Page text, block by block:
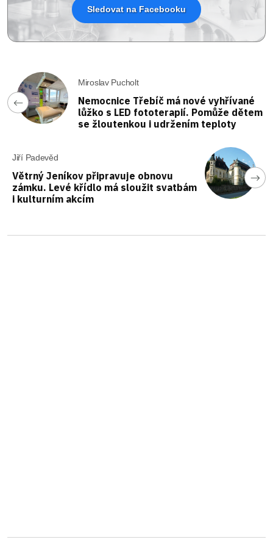
Sledovat na Facebooku
Miroslav Pucholt
Nemocnice Třebíč má nové vyhřívané
lůžko s LED fototerapií. Pomůže dětem
se žloutenkou i udržením teploty
Jiří Padevěd
Větrný Jeníkov připravuje obnovu
zámku. Levé křídlo má sloužit svatbám
i kulturním akcím